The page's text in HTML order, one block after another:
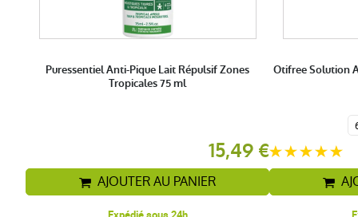
Puressentiel Anti-Pique Lait Répulsif Zones
Tropicales 75 ml
15,49 €
AJOUTER AU PANIER
Otifree Solution